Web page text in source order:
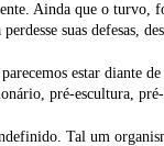
Ainda que o
suas defesas,
estar diante
pré-escultura,
Tal um